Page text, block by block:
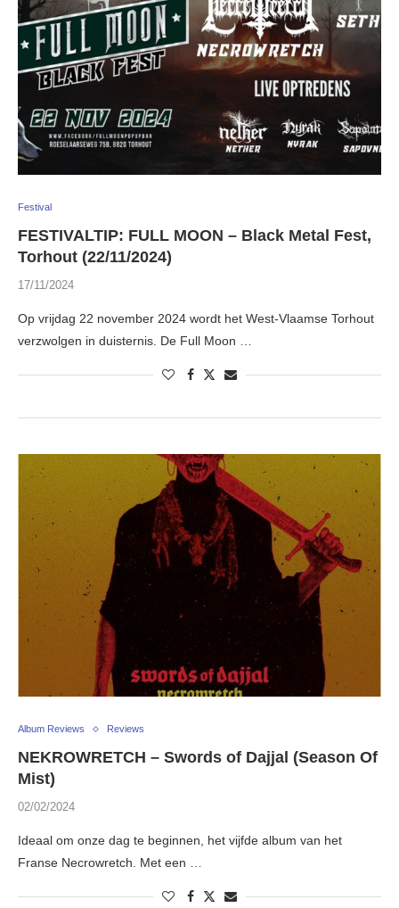
Festival
FESTIVALTIP: FULL MOON – Black Metal Fest,
Torhout (22/11/2024)
17/11/2024
Op vrijdag 22 november 2024 wordt het West-Vlaamse Torhout
verzwolgen in duisternis. De Full Moon …
Album Reviews Reviews
NEKROWRETCH – Swords of Dajjal (Season Of
Mist)
02/02/2024
Ideaal om onze dag te beginnen, het vijfde album van het
Franse Necrowretch. Met een …